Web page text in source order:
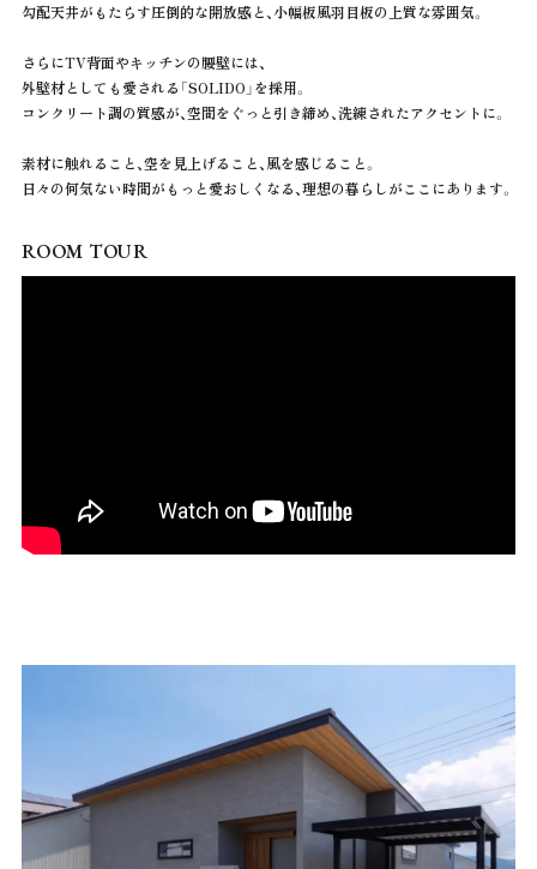
勾配天井がもたらす圧倒的な開放感と、小幅板風羽目板の上質な雰囲気。
さらにTV背面やキッチンの腰壁には、
外壁材としても愛される「SOLIDO」を採用。
コンクリート調の質感が、空間をぐっと引き締め、洗練されたアクセントに。
素材に触れること、空を見上げること、風を感じること。
日々の何気ない時間がもっと愛おしくなる、理想の暮らしがここにあります。
ROOM TOUR